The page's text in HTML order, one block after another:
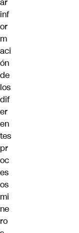
inf
or
m
aci
ón
de
los
dif
er
en
tes
pr
oc
es
os
mi
ne
ro